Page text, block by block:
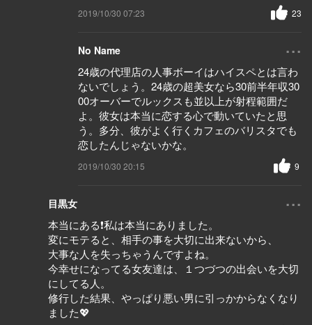
2019/10/30 07:23 23
No Name ...
24歳の代理店の人事ボーイはハイスペとは言わ
ないでしょう。24歳の超美女なら30前半年収30
00オーバーでルックスも並以上が射程範囲だ
よ。彼女は本当に恋する心で動いていたと思
う。多分、彼がよく行くカフェのバリスタでも
恋したんじゃないかな。
2019/10/30 20:15 9
目黒女 ...
本当にある❗️私は本当にありました。
変にモテると、相手の事を大切に出来ないから、
大事な人を失っちゃうんですよね。
今幸せになってる女友達は、１つづつの出会いを大切
にしてる人。
修行した結果、やっぱり悪い男に引っかからなくなり
ました💖